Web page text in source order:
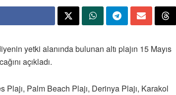
yetki alanında bulunan altı plajın 15 Mayıs
açıkladı.
Plajı, Palm Beach Plajı, Derinya Plajı, Karakol